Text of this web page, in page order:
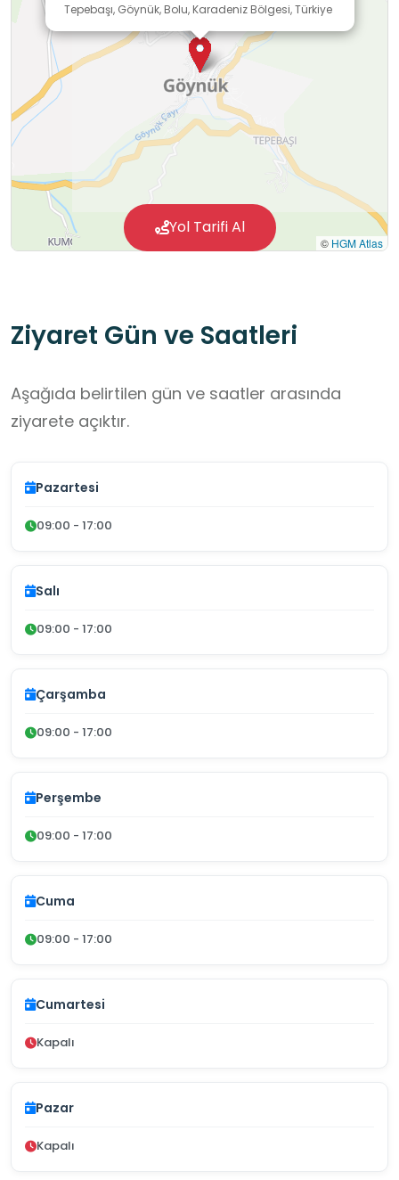
Tepebaşı, Göynük, Bolu, Karadeniz Bölgesi, Türkiye
© HGM Atlas
Yol Tarifi Al
Ziyaret Gün ve Saatleri
Aşağıda belirtilen gün ve saatler arasında
ziyarete açıktır.
Pazartesi
09:00 - 17:00
Salı
09:00 - 17:00
Çarşamba
09:00 - 17:00
Perşembe
09:00 - 17:00
Cuma
09:00 - 17:00
Cumartesi
Kapalı
Pazar
Kapalı